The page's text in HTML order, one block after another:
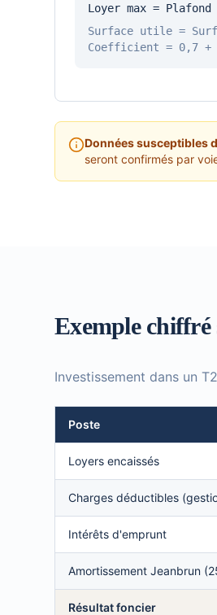
Loyer max =
Surface utile =
Coefficient = 0,7
Données susceptibles
seront confirmés par
Exemple
Investissement dans un
Poste
Loyers encaissés
Charges déductibles
Intérêts d'emprunt
Amortissement Jeanbrun
Résultat foncier